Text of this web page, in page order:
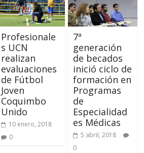
Profesionale
s UCN
realizan
evaluaciones
de Fútbol
Joven
Coquimbo
Unido
10 enero, 2018
0
7ª
generación
de becados
inició ciclo de
formación en
Programas
de
Especialidad
es Médicas
5 abril, 2018
0